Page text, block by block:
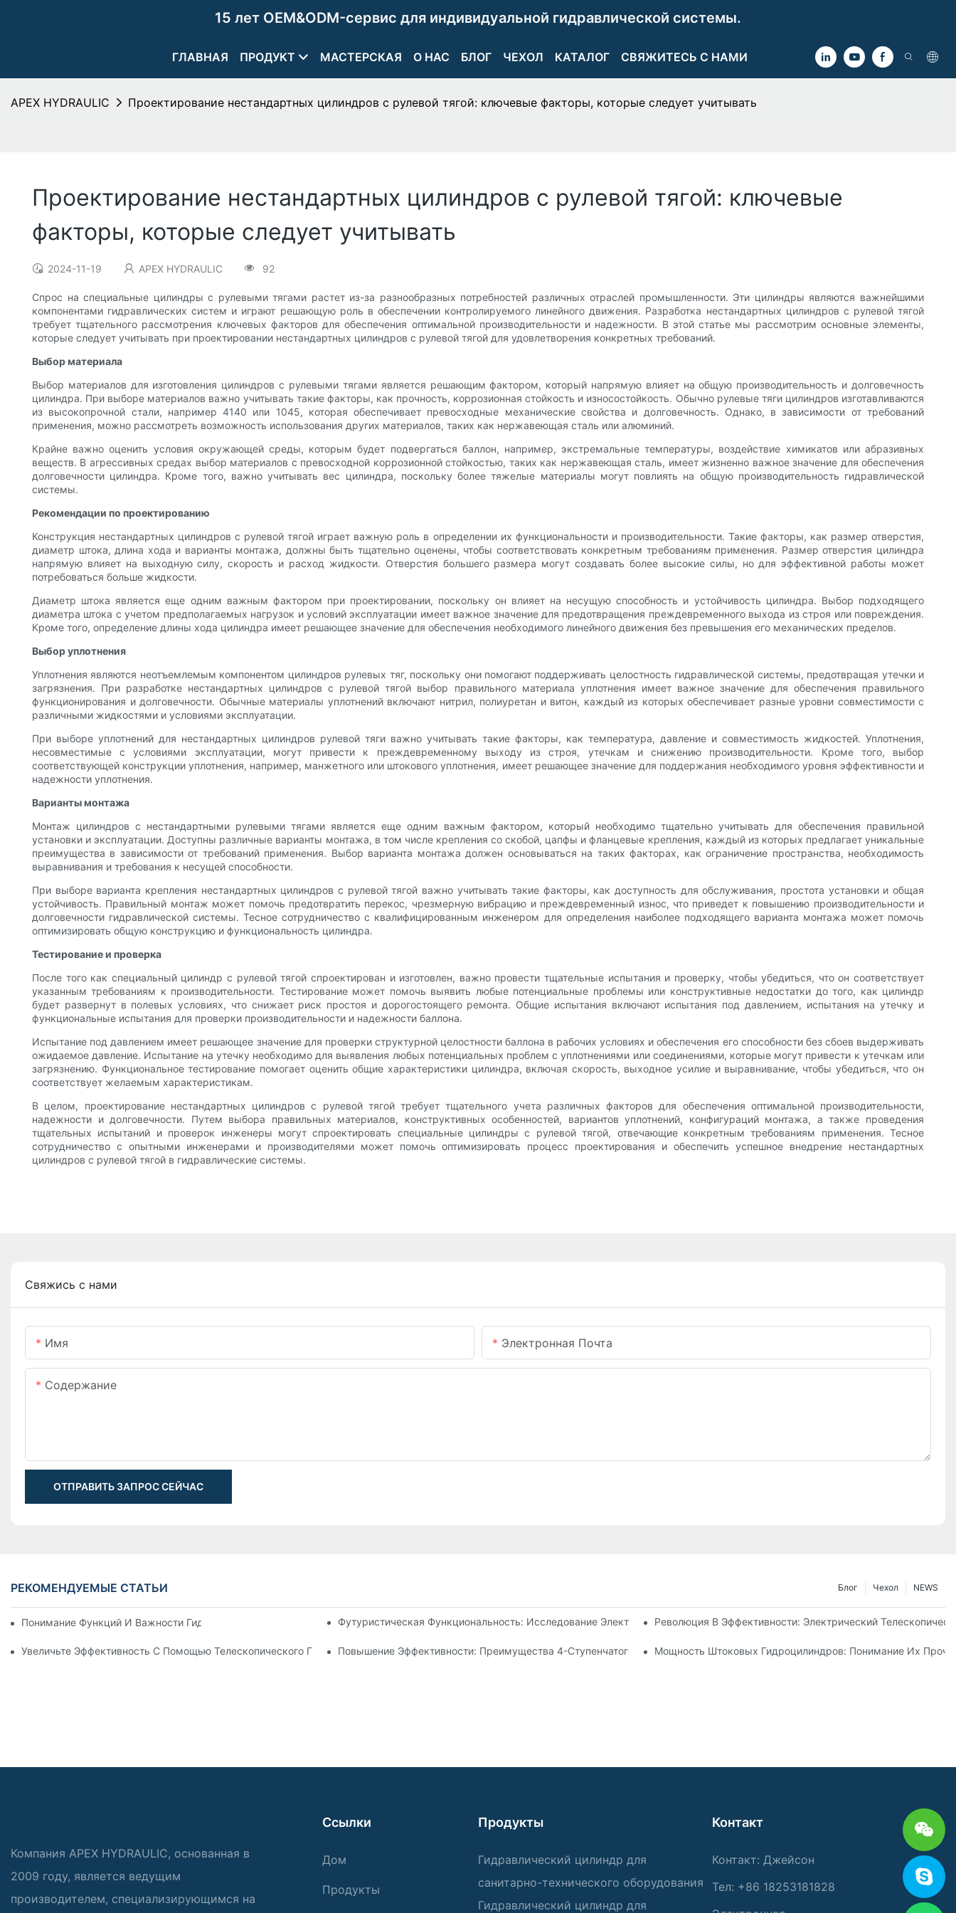
15 лет OEM&ODM-сервис для индивидуальной гидравлической системы.
ГЛАВНАЯ ПРОДУКТ МАСТЕРСКАЯ О НАС БЛОГ ЧЕХОЛ КАТАЛОГ СВЯЖИТЕСЬ С НАМИ
APEX HYDRAULIC Проектирование нестандартных цилиндров с рулевой тягой: ключевые факторы, которые следует учитывать
Проектирование нестандартных цилиндров с рулевой тягой: ключевые
факторы, которые следует учитывать
2024-11-19 APEX HYDRAULIC 92
Спрос на специальные цилиндры с рулевыми тягами растет из-за разнообразных потребностей различных отраслей промышленности. Эти цилиндры являются важнейшими
компонентами гидравлических систем и играют решающую роль в обеспечении контролируемого линейного движения. Разработка нестандартных цилиндров с рулевой тягой
требует тщательного рассмотрения ключевых факторов для обеспечения оптимальной производительности и надежности. В этой статье мы рассмотрим основные элементы,
которые следует учитывать при проектировании нестандартных цилиндров с рулевой тягой для удовлетворения конкретных требований.
Выбор материала
Выбор материалов для изготовления цилиндров с рулевыми тягами является решающим фактором, который напрямую влияет на общую производительность и долговечность
цилиндра. При выборе материалов важно учитывать такие факторы, как прочность, коррозионная стойкость и износостойкость. Обычно рулевые тяги цилиндров изготавливаются
из высокопрочной стали, например 4140 или 1045, которая обеспечивает превосходные механические свойства и долговечность. Однако, в зависимости от требований
применения, можно рассмотреть возможность использования других материалов, таких как нержавеющая сталь или алюминий.
Крайне важно оценить условия окружающей среды, которым будет подвергаться баллон, например, экстремальные температуры, воздействие химикатов или абразивных
веществ. В агрессивных средах выбор материалов с превосходной коррозионной стойкостью, таких как нержавеющая сталь, имеет жизненно важное значение для обеспечения
долговечности цилиндра. Кроме того, важно учитывать вес цилиндра, поскольку более тяжелые материалы могут повлиять на общую производительность гидравлической
системы.
Рекомендации по проектированию
Конструкция нестандартных цилиндров с рулевой тягой играет важную роль в определении их функциональности и производительности. Такие факторы, как размер отверстия,
диаметр штока, длина хода и варианты монтажа, должны быть тщательно оценены, чтобы соответствовать конкретным требованиям применения. Размер отверстия цилиндра
напрямую влияет на выходную силу, скорость и расход жидкости. Отверстия большего размера могут создавать более высокие силы, но для эффективной работы может
потребоваться больше жидкости.
Диаметр штока является еще одним важным фактором при проектировании, поскольку он влияет на несущую способность и устойчивость цилиндра. Выбор подходящего
диаметра штока с учетом предполагаемых нагрузок и условий эксплуатации имеет важное значение для предотвращения преждевременного выхода из строя или повреждения.
Кроме того, определение длины хода цилиндра имеет решающее значение для обеспечения необходимого линейного движения без превышения его механических пределов.
Выбор уплотнения
Уплотнения являются неотъемлемым компонентом цилиндров рулевых тяг, поскольку они помогают поддерживать целостность гидравлической системы, предотвращая утечки и
загрязнения. При разработке нестандартных цилиндров с рулевой тягой выбор правильного материала уплотнения имеет важное значение для обеспечения правильного
функционирования и долговечности. Обычные материалы уплотнений включают нитрил, полиуретан и витон, каждый из которых обеспечивает разные уровни совместимости с
различными жидкостями и условиями эксплуатации.
При выборе уплотнений для нестандартных цилиндров рулевой тяги важно учитывать такие факторы, как температура, давление и совместимость жидкостей. Уплотнения,
несовместимые с условиями эксплуатации, могут привести к преждевременному выходу из строя, утечкам и снижению производительности. Кроме того, выбор
соответствующей конструкции уплотнения, например, манжетного или штокового уплотнения, имеет решающее значение для поддержания необходимого уровня эффективности и
надежности уплотнения.
Варианты монтажа
Монтаж цилиндров с нестандартными рулевыми тягами является еще одним важным фактором, который необходимо тщательно учитывать для обеспечения правильной
установки и эксплуатации. Доступны различные варианты монтажа, в том числе крепления со скобой, цапфы и фланцевые крепления, каждый из которых предлагает уникальные
преимущества в зависимости от требований применения. Выбор варианта монтажа должен основываться на таких факторах, как ограничение пространства, необходимость
выравнивания и требования к несущей способности.
При выборе варианта крепления нестандартных цилиндров с рулевой тягой важно учитывать такие факторы, как доступность для обслуживания, простота установки и общая
устойчивость. Правильный монтаж может помочь предотвратить перекос, чрезмерную вибрацию и преждевременный износ, что приведет к повышению производительности и
долговечности гидравлической системы. Тесное сотрудничество с квалифицированным инженером для определения наиболее подходящего варианта монтажа может помочь
оптимизировать общую конструкцию и функциональность цилиндра.
Тестирование и проверка
После того как специальный цилиндр с рулевой тягой спроектирован и изготовлен, важно провести тщательные испытания и проверку, чтобы убедиться, что он соответствует
указанным требованиям к производительности. Тестирование может помочь выявить любые потенциальные проблемы или конструктивные недостатки до того, как цилиндр
будет развернут в полевых условиях, что снижает риск простоя и дорогостоящего ремонта. Общие испытания включают испытания под давлением, испытания на утечку и
функциональные испытания для проверки производительности и надежности баллона.
Испытание под давлением имеет решающее значение для проверки структурной целостности баллона в рабочих условиях и обеспечения его способности без сбоев выдерживать
ожидаемое давление. Испытание на утечку необходимо для выявления любых потенциальных проблем с уплотнениями или соединениями, которые могут привести к утечкам или
загрязнению. Функциональное тестирование помогает оценить общие характеристики цилиндра, включая скорость, выходное усилие и выравнивание, чтобы убедиться, что он
соответствует желаемым характеристикам.
В целом, проектирование нестандартных цилиндров с рулевой тягой требует тщательного учета различных факторов для обеспечения оптимальной производительности,
надежности и долговечности. Путем выбора правильных материалов, конструктивных особенностей, вариантов уплотнений, конфигураций монтажа, а также проведения
тщательных испытаний и проверок инженеры могут спроектировать специальные цилиндры с рулевой тягой, отвечающие конкретным требованиям применения. Тесное
сотрудничество с опытными инженерами и производителями может помочь оптимизировать процесс проектирования и обеспечить успешное внедрение нестандартных
цилиндров с рулевой тягой в гидравлические системы.
Свяжись с нами
Имя Электронная Почта
Содержание
ОТПРАВИТЬ ЗАПРОС СЕЙЧАС
РЕКОМЕНДУЕМЫЕ СТАТЬИ NEWS
Чехол
Блог
Понимание Функций И Важности Гидравлических Цилиндров Рулевой ТягиФутуристическая Функциональность: Исследование Электрического Телескопического Цилиндра
Революция В Эффективности: Электрический
Увеличьте Эффективность С Помощью Телескопического Гидроцилиндра Для Вашего СамосвалаПовышение Эффективности: Преимущества 4-Ступенчатого Телескопического Гидроцилиндра
Мощность Штоковых Гидроцилиндров: Понимание Их
Компания APEX HYDRAULIC, основанная в
2009 году, является ведущим
производителем, специализирующимся на
Ссылки
Дом
Продукты
Продукты
Гидравлический цилиндр для
санитарно-технического оборудования
Гидравлический цилиндр для
Контакт
Контакт: Джейсон
Тел: +86 18253181828